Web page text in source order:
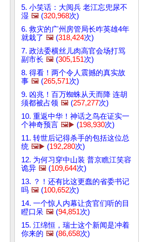
5. 小笑话：大阅兵 老江忘兜尿不
湿 🖼️ (320,968次)
6. 救灾的广州房管局长咋英雄4年
就栽了 🖼️ (318,424次)
7. 政法委横丝儿肉高官会场打骂
副市长 🖼️ (305,151次)
8. 得看！两个令人震撼的真实故
事 🖼️ (265,571次)
9. 凶兆！百万蜘蛛从天而降 连胡
须都被占领 🖼️ (257,277次)
10. 重返中华！神话之鸟在证实一
个神奇预言 🖼️▶️ (198,930次)
11. 转世后记得杀手的包括这位总
统 🖼️▶️ (192,280次)
12. 为何习穿中山装 普京瞧江笑容
诡异 🖼️ (109,644次)
13. ？！还有比这更蠢的省委书记
吗 🖼️ (100,652次)
14. 一个惊人内幕让贪官们听的目
瞪口呆 🖼️ (94,851次)
15. 江绵恒，瑞士这个新闻是冲着
你来的 🖼️ (86,658次)